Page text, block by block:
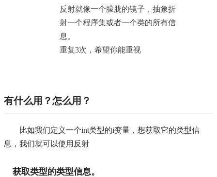
反射就像一个朦胧的镜子，抽象折
射一个程序集或者一个类的所有信
息。
重复3次，希望你能重视
有什么用？怎么用？
比如我们定义一个int类型的i变量，想获取它的类型信
息，我们就可以使用反射
获取类型的类型信息。